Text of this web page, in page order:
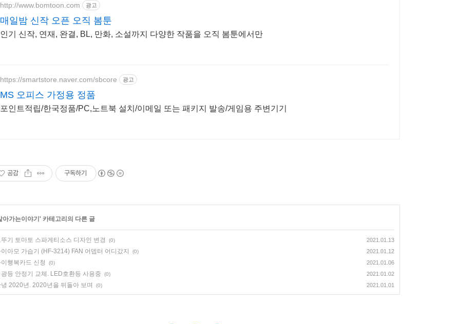
http://www.bomtoon.com 광고
매일밤 신작 오픈 오직 봄툰
인기 신작, 연재, 완결, BL, 만화, 소설까지 다양한 작품을 오직 봄툰에서만
https://smartstore.naver.com/sbcore 광고
MS 오피스 가정용 정품
포인트적립/한국정품/PC,노트북 설치/이메일 또는 패키지 발송/게임용 주변기기
공감 구독하기
아가는이야기 ' 카테고리의 다른 글
기 토마토 스파게티소스 디자인 변경 (0) 2021.01.13
아모 가습기 (HF-3214) FAN 어뎁터 어디갔지 (0) 2021.01.12
행복카드 신청 (0) 2021.01.06
등 안정기 교체. LED호환등 사용중 (0) 2021.01.02
2020년. 2020년을 뒤돌아 보며 (0) 2021.01.01